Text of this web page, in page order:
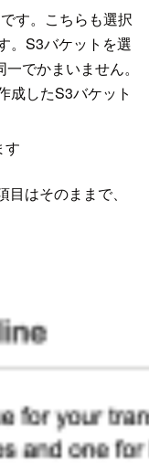
す。こちらも選択
。S3バケットを選
でかまいません。
成したS3バケット
す
はそのままで、